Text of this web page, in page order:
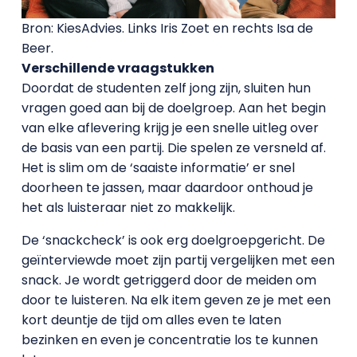
Bron: KiesAdvies. Links Iris Zoet en rechts Isa de
Beer.
Verschillende vraagstukken
Doordat de studenten zelf jong zijn, sluiten hun
vragen goed aan bij de doelgroep. Aan het begin
van elke aflevering krijg je een snelle uitleg over
de basis van een partij. Die spelen ze versneld af.
Het is slim om de ‘saaiste informatie’ er snel
doorheen te jassen, maar daardoor onthoud je
het als luisteraar niet zo makkelijk.
De ‘snackcheck’ is ook erg doelgroepgericht. De
geïnterviewde moet zijn partij vergelijken met een
snack. Je wordt getriggerd door de meiden om
door te luisteren. Na elk item geven ze je met een
kort deuntje de tijd om alles even te laten
bezinken en even je concentratie los te kunnen